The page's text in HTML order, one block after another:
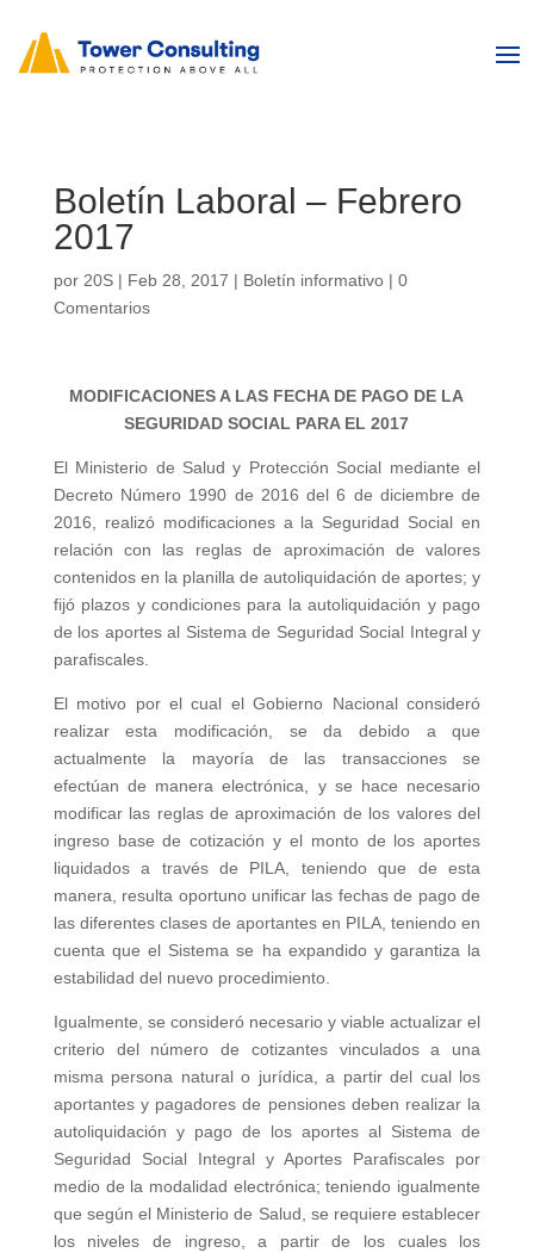
Boletín Laboral – Febrero
2017
por 20S| Feb 28, 2017 | Boletín informativo| 0
Comentarios
MODIFICACIONES A LAS FECHA DE PAGO DE LA
SEGURIDAD SOCIAL PARA EL 2017
El Ministerio de Salud y Protección Social mediante el
Decreto Número 1990 de 2016 del 6 de diciembre de
2016, realizó modificaciones a la Seguridad Social en
relación con las reglas de aproximación de valores
contenidos en la planilla de autoliquidación de aportes; y
fijó plazos y condiciones para la autoliquidación y pago
de los aportes al Sistema de Seguridad Social Integral y
parafiscales.
El motivo por el cual el Gobierno Nacional consideró
realizar esta modificación, se da debido a que
actualmente la mayoría de las transacciones se
efectúan de manera electrónica, y se hace necesario
modificar las reglas de aproximación de los valores del
ingreso base de cotización y el monto de los aportes
liquidados a través de PILA, teniendo que de esta
manera, resulta oportuno unificar las fechas de pago de
las diferentes clases de aportantes en PILA, teniendo en
cuenta que el Sistema se ha expandido y garantiza la
estabilidad del nuevo procedimiento.
Igualmente, se consideró necesario y viable actualizar el
criterio del número de cotizantes vinculados a una
misma persona natural o jurídica, a partir del cual los
aportantes y pagadores de pensiones deben realizar la
autoliquidación y pago de los aportes al Sistema de
Seguridad Social Integral y Aportes Parafiscales por
medio de la modalidad electrónica; teniendo igualmente
que según el Ministerio de Salud, se requiere establecer
los niveles de ingreso, a partir de los cuales los